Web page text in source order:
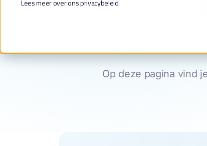
Lees meer over ons privacybeleid
Op deze pagina vind